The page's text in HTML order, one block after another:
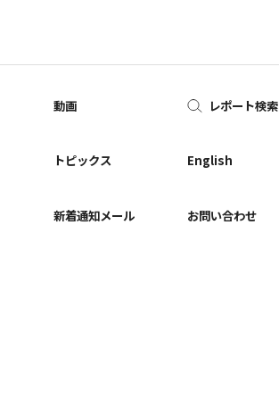
動画
トピックス
新着通知メール
レポート検索
English
お問い合わせ